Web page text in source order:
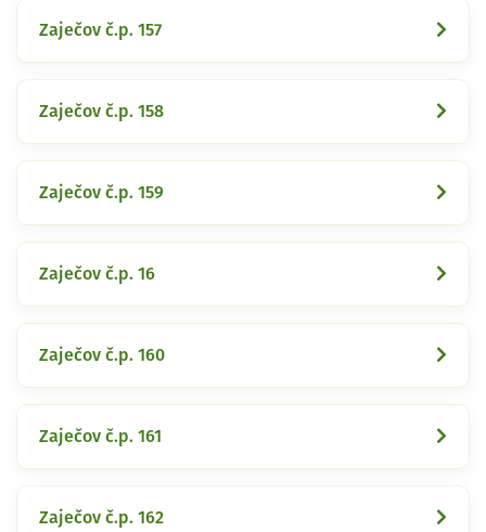
Zaječov č.p. 157
Zaječov č.p. 158
Zaječov č.p. 159
Zaječov č.p. 16
Zaječov č.p. 160
Zaječov č.p. 161
Zaječov č.p. 162